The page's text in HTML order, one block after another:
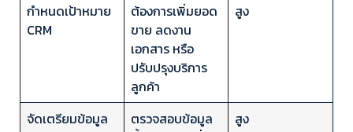
กำหนดเป้าหมาย
CRM
ต้องการเพิ่มยอด
ขาย ลดงาน
เอกสาร หรือ
ปรับปรุงบริการ
ลูกค้า
สูง
จัดเตรียมข้อมูล
ตรวจสอบข้อมูล
สูง